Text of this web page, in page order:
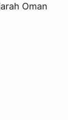
Oman